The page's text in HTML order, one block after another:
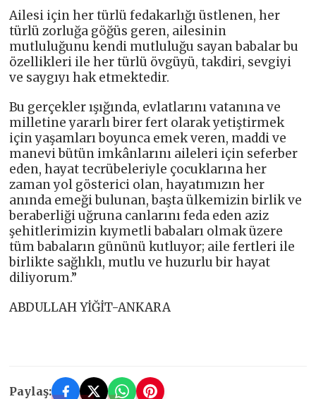
Ailesi için her türlü fedakarlığı üstlenen, her
türlü zorluğa göğüs geren, ailesinin
mutluluğunu kendi mutluluğu sayan babalar bu
özellikleri ile her türlü övgüyü, takdiri, sevgiyi
ve saygıyı hak etmektedir.
Bu gerçekler ışığında, evlatlarını vatanına ve
milletine yararlı birer fert olarak yetiştirmek
için yaşamları boyunca emek veren, maddi ve
manevi bütün imkânlarını aileleri için seferber
eden, hayat tecrübeleriyle çocuklarına her
zaman yol gösterici olan, hayatımızın her
anında emeği bulunan, başta ülkemizin birlik ve
beraberliği uğruna canlarını feda eden aziz
şehitlerimizin kıymetli babaları olmak üzere
tüm babaların gününü kutluyor; aile fertleri ile
birlikte sağlıklı, mutlu ve huzurlu bir hayat
diliyorum.”
ABDULLAH YİĞİT-ANKARA
Paylaş: